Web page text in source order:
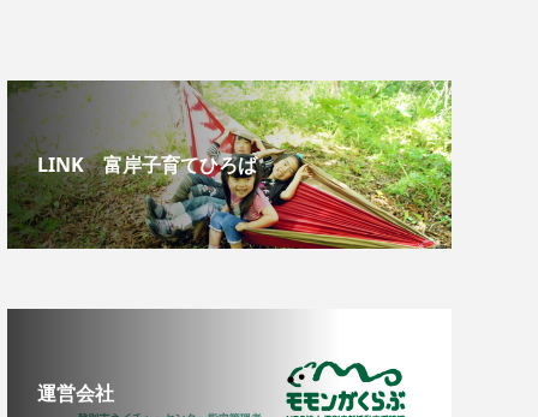
LINK 富岸子育てひろば
運営会社